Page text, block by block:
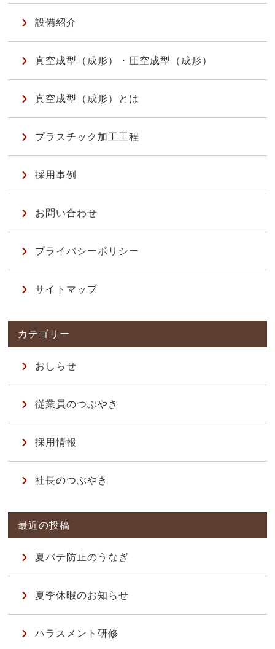
設備紹介
真空成型（成形）・圧空成型（成形）
真空成型（成形）とは
プラスチック加工工程
採用事例
お問い合わせ
プライバシーポリシー
サイトマップ
おしらせ
従業員のつぶやき
採用情報
社長のつぶやき
夏バテ防止のうなぎ
夏季休暇のお知らせ
ハラスメント研修